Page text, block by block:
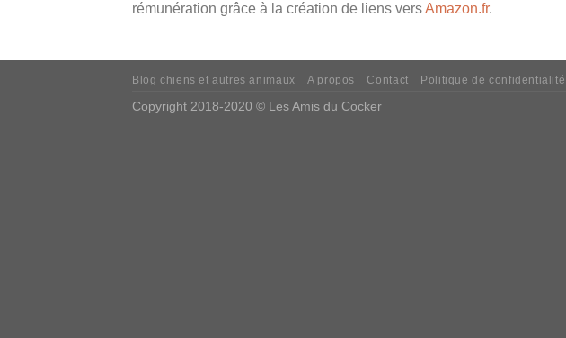
rémunération grâce à la création de liens versAmazon.fr.
Blog chiens et autres animaux A propos Contact Politique de confidentialité
Copyright 2018-2020 © Les Amis du Cocker